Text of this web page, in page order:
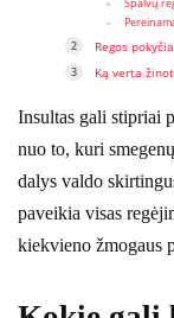
Spalvų
Regos
Ką verta
Insultas gali stipriai
nuo to, kuri
dalys valdo
paveikia visas
kiekvieno žmogaus